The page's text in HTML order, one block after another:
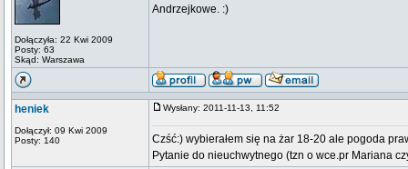
Dołączyła: 22 Kwi 2009
Posty: 63
Skąd: Warszawa
Andrzejkowe. :)
heniek
Dołączył: 09 Kwi 2009
Posty: 140
Wysłany: 2011-11-13, 11:52
Czść:) wybierałem się na żar 18-20 ale pogoda
Pytanie do nieuchwytnego (tzn o wce.pr Mariana